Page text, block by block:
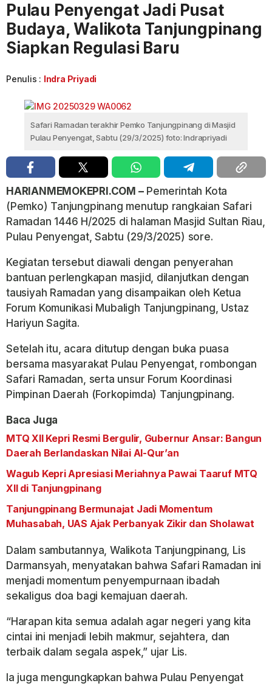
Pulau Penyengat Jadi Pusat
Budaya, Walikota Tanjungpinang
Siapkan Regulasi Baru
Penulis : Indra Priyadi
Safari Ramadan terakhir Pemko Tanjungpinang di Masjid
Pulau Penyengat, Sabtu (29/3/2025) foto: Indrapriyadi
HARIANMEMOKEPRI.COM –Pemerintah Kota
(Pemko) Tanjungpinang menutup rangkaian Safari
Ramadan 1446 H/2025 di halaman Masjid Sultan Riau,
Pulau Penyengat, Sabtu (29/3/2025) sore.
Kegiatan tersebut diawali dengan penyerahan
bantuan perlengkapan masjid, dilanjutkan dengan
tausiyah Ramadan yang disampaikan oleh Ketua
Forum Komunikasi Mubaligh Tanjungpinang, Ustaz
Hariyun Sagita.
Setelah itu, acara ditutup dengan buka puasa
bersama masyarakat Pulau Penyengat, rombongan
Safari Ramadan, serta unsur Forum Koordinasi
Pimpinan Daerah (Forkopimda) Tanjungpinang.
Baca Juga
MTQ XII Kepri Resmi Bergulir, Gubernur Ansar: Bangun
Daerah Berlandaskan Nilai Al-Qur’an
Wagub Kepri Apresiasi Meriahnya Pawai Taaruf MTQ
XII di Tanjungpinang
Tanjungpinang Bermunajat Jadi Momentum
Muhasabah, UAS Ajak Perbanyak Zikir dan Sholawat
Dalam sambutannya, Walikota Tanjungpinang, Lis
Darmansyah, menyatakan bahwa Safari Ramadan ini
menjadi momentum penyempurnaan ibadah
sekaligus doa bagi kemajuan daerah.
“Harapan kita semua adalah agar negeri yang kita
cintai ini menjadi lebih makmur, sejahtera, dan
terbaik dalam segala aspek,” ujar Lis.
Ia juga mengungkapkan bahwa Pulau Penyengat